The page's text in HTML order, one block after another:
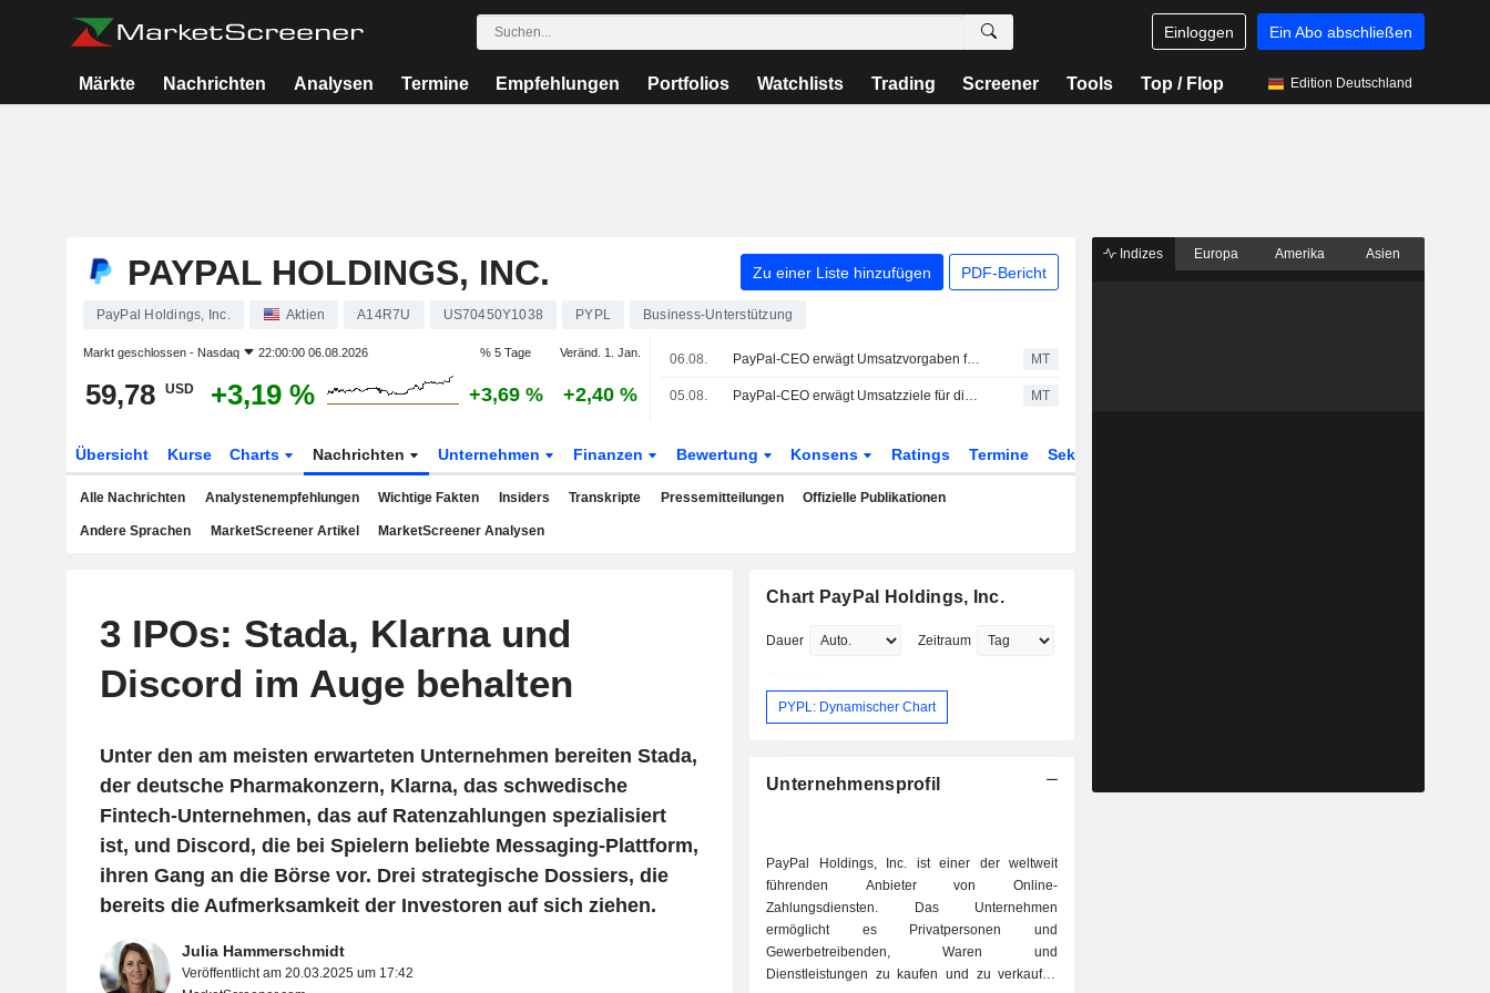
Einloggen Ein Abo abschließen
Märkte Nachrichten Analysen Termine Empfehlungen Portfolios Watchlists Trading Screener Tools Top / Flop Edition Deutschland
PAYPAL HOLDINGS, INC. Zu einer Liste hinzufügen PDF-Bericht
PayPal Holdings, Inc. Aktien A14R7U US70450Y1038 PYPL Business-Unterstützung
Markt geschlossen - Nasdaq 22:00:00 06.08.2026 % 5 Tage Veränd. 1. Jan.
59,78 USD +3,19 % +3,69 % +2,40 %
06.08. PayPal-CEO erwägt Umsatzvorgaben für drei Hauptbereiche MT
05.08. PayPal-CEO erwägt Umsatzziele für die drei wichtigsten Geschäftsbereiche MT
Übersicht Kurse Charts Nachrichten Unternehmen Finanzen Bewertung Konsens Ratings Termine Sektor
Alle Nachrichten Analystenempfehlungen Wichtige Fakten Insiders Transkripte Pressemitteilungen Offizielle Publikationen
Andere Sprachen MarketScreener Artikel MarketScreener Analysen
3 IPOs: Stada, Klarna und
Discord im Auge behalten
Unter den am meisten erwarteten Unternehmen bereiten Stada,
der deutsche Pharmakonzern, Klarna, das schwedische
Fintech-Unternehmen, das auf Ratenzahlungen spezialisiert
ist, und Discord, die bei Spielern beliebte Messaging-Plattform,
ihren Gang an die Börse vor. Drei strategische Dossiers, die
bereits die Aufmerksamkeit der Investoren auf sich ziehen.
Julia Hammerschmidt
Veröffentlicht am 20.03.2025 um 17:42
Chart PayPal Holdings, Inc.
Dauer Zeitraum
PYPL: Dynamischer Chart
Unternehmensprofil
PayPal Holdings, Inc. ist einer der weltweit
führenden Anbieter von Online-
Zahlungsdiensten. Das Unternehmen
ermöglicht es Privatpersonen und
Gewerbetreibenden, Waren und
Dienstleistungen zu kaufen und zu verkaufen
Indizes Europa Amerika Asien